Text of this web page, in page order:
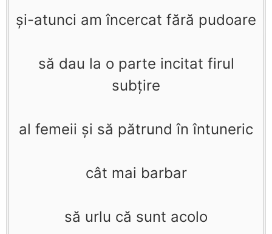
şi-atunci am încercat fără pudoare
să dau la o parte incitat firul
subţire
al femeii şi să pătrund în întuneric
cât mai barbar
să urlu că sunt acolo